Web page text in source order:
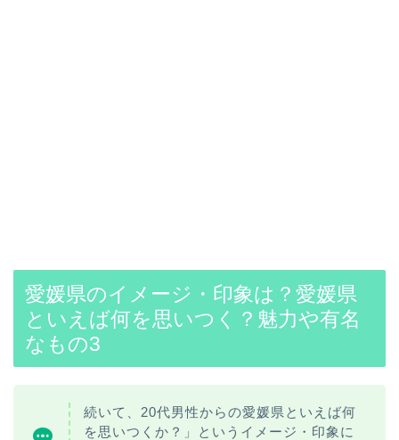
愛媛県のイメージ・印象は？愛媛県
といえば何を思いつく？魅力や有名
なもの3
続いて、20代男性からの愛媛県といえば何
を思いつくか？」というイメージ・印象に